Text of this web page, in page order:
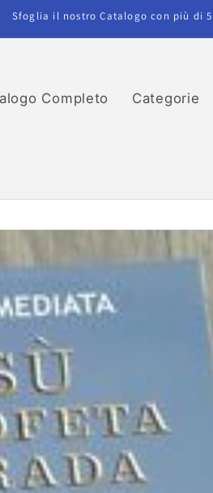
Sfoglia il nostro Catalogo con più di
Completo Categorie